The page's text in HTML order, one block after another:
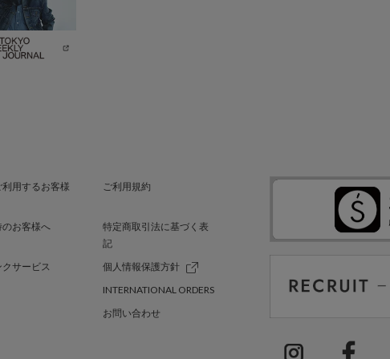
用するお客様
ご利用規約
お客様へ
特定商取引法に基づく表
記
サービス
個人情報保護方針
INTERNATIONAL ORDERS
お問い合わせ